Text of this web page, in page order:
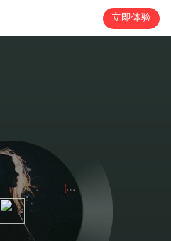
立即体验